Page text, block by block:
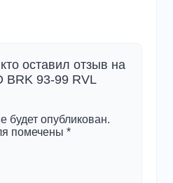
оставил отзыв на
BRK 93-99 RVL
будет опубликован.
помечены *